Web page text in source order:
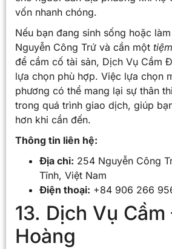
vốn nhanh chóng.
Nếu bạn đang sinh sống hoặc
Nguyễn Công Trứ và cần một
để cầm cố tài sản, Dịch Vụ Cầm
lựa chọn phù hợp. Việc lựa chọn
phương có thể mang lại sự thân
trong quá trình giao dịch, giúp
hơn khi cần đến.
Thông tin liên hệ:
Địa chỉ: 254 Nguyễn Công
Tĩnh, Việt Nam
Điện thoại: +84 906 266
13. Dịch Vụ
Hoàng